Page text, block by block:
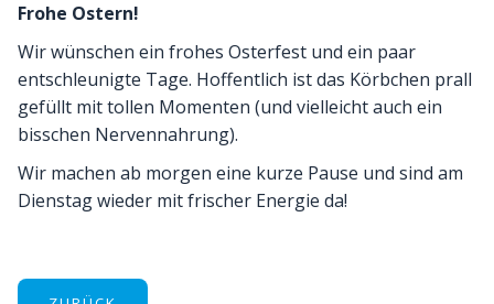
Frohe Ostern!
Wir wünschen ein frohes Osterfest und ein paar
entschleunigte Tage. Hoffentlich ist das Körbchen prall
gefüllt mit tollen Momenten (und vielleicht auch ein
bisschen Nervennahrung).
Wir machen ab morgen eine kurze Pause und sind am
Dienstag wieder mit frischer Energie da!